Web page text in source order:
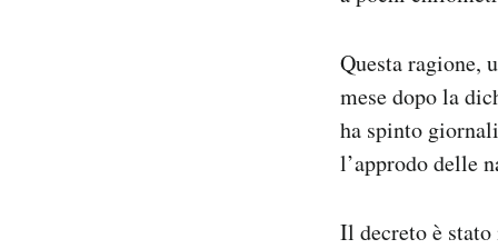
Questa ragione,
mese dopo la
ha spinto
l’approdo delle
Il decreto è